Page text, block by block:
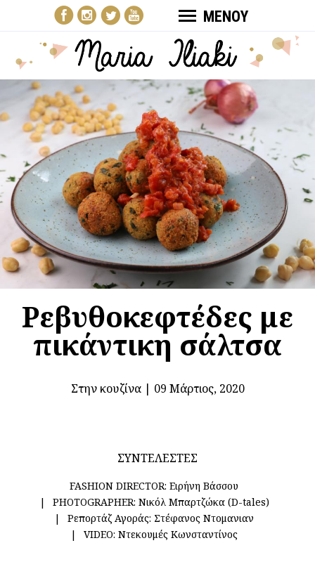
ΜΕΝΟΥ
Ρεβυθοκεφτέδες με
πικάντικη σάλτσα
Στην κουζίνα| 09 Μάρτιος, 2020
ΣΥΝΤΕΛΕΣΤΕΣ
FASHION DIRECTOR: Ειρήνη Βάσσου
PHOTOGRAPHER: Νικόλ Μπαρτζώκα (D-tales)
Ρεπορτάζ Αγοράς: Στέφανος Ντομανιαν
VIDEO: Ντεκουμές Κωνσταντίνος